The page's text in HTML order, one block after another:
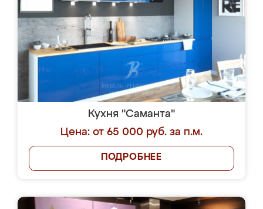
Кухня "Саманта"
Цена: от 65 000 руб. за п.м.
ПОДРОБНЕЕ